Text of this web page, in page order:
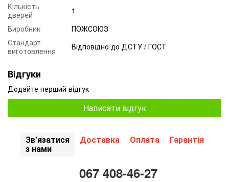
Кількість
дверей
1
Виробник
ПОЖСОЮЗ
Стандарт
виготовлення
Відповідно до ДСТУ / ГОСТ
Відгуки
Додайте перший відгук
Написати відгук
Зв'язатися
з нами
Доставка Оплата Гарантія
067 408-46-27